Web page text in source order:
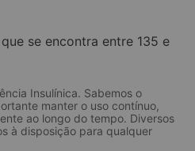
se encontra entre 135 e
Insulínica. Sabemos o
manter o uso contínuo,
ao longo do tempo. Diversos
à disposição para qualquer